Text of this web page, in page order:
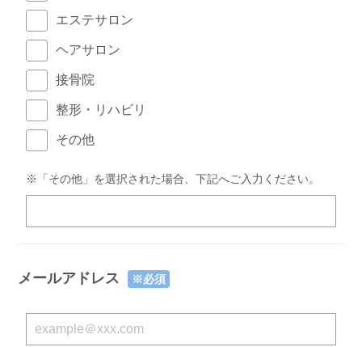
エステサロン
ヘアサロン
接骨院
整形・リハビリ
その他
※「その他」を選択された場合、下記へご入力ください。
メールアドレス ※必須